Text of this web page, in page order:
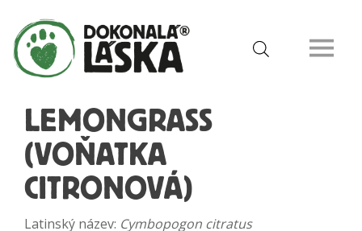
LEMONGRASS
(VOŇATKA
CITRONOVÁ)
Latinský název: Cymbopogon citratus